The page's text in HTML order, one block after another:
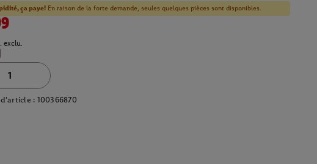
ça paye!En raison de la forte demande, seules quelques pièces sont disponibles.
exclu.
: 100366870